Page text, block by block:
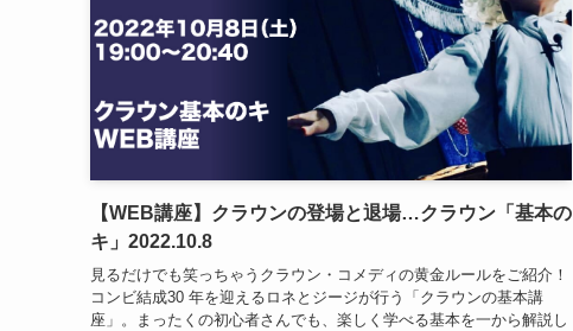
【WEB講座】クラウンの登場と退場…クラウン「基本の
キ」2022.10.8
見るだけでも笑っちゃうクラウン・コメディの黄金ルールをご紹介！
コンビ結成30 年を迎えるロネとジージが行う「クラウンの基本講
座」。まったくの初心者さんでも、楽しく学べる基本を一から解説し